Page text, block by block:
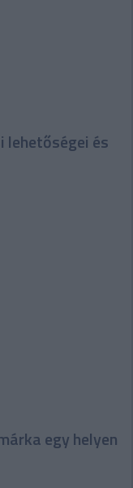
lehetőségei és
egy helyen